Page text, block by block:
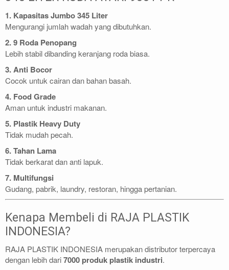
1. Kapasitas Jumbo 345 Liter
Mengurangi jumlah wadah yang dibutuhkan.
2. 9 Roda Penopang
Lebih stabil dibanding keranjang roda biasa.
3. Anti Bocor
Cocok untuk cairan dan bahan basah.
4. Food Grade
Aman untuk industri makanan.
5. Plastik Heavy Duty
Tidak mudah pecah.
6. Tahan Lama
Tidak berkarat dan anti lapuk.
7. Multifungsi
Gudang, pabrik, laundry, restoran, hingga pertanian.
Kenapa Membeli di RAJA PLASTIK
INDONESIA?
RAJA PLASTIK INDONESIA merupakan distributor terpercaya
dengan lebih dari7000 produk plastik industri.